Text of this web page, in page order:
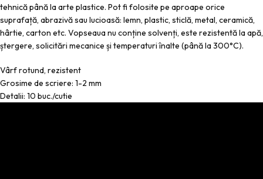
tehnică până la arte plastice. Pot fi folosite pe aproape orice
suprafață, abrazivă sau lucioasă: lemn, plastic, sticlă, metal, ceramică,
hârtie, carton etc. Vopseaua nu conține solvenți, este rezistentă la apă,
ștergere, solicitări mecanice și temperaturi înalte (până la 300°C).
Vârf rotund, rezistent
Grosime de scriere: 1-2 mm
Detalii: 10 buc./cutie